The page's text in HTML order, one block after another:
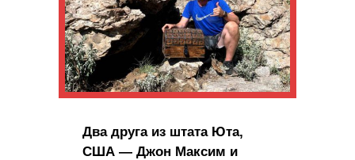
Два друга из штата Юта,
США — Джон Максим и